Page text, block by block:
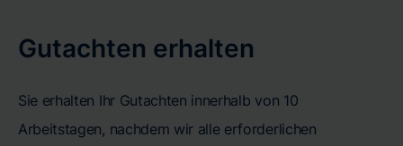
Gutachten erhalten
Sie erhalten Ihr Gutachten innerhalb von 10
Arbeitstagen, nachdem wir alle erforderlichen